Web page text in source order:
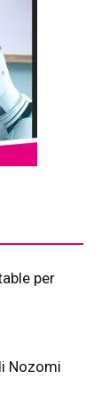
per
Nozomi